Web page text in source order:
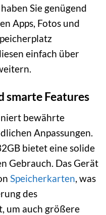
Sie genügend
Apps, Fotos und
einfach über
smarte Features
bewährte
Anpassungen.
bietet eine solide
Gebrauch. Das Gerät
Speicherkarten, was
des
um auch größere